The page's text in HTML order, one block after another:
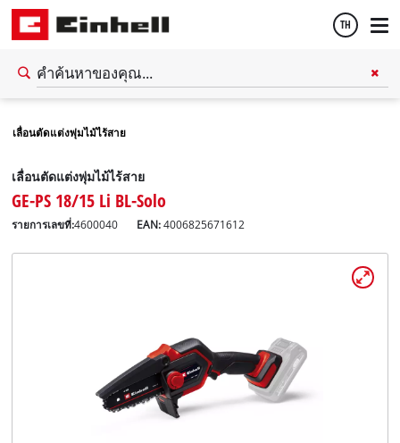
TH
เลื่อนตัดแต่งพุ่มไม้ไร้สาย
เลื่อนตัดแต่งพุ่มไม้ไร้สาย
GE-PS 18/15 Li BL-Solo
รายการเลขที่:4600040 EAN:4006825671612